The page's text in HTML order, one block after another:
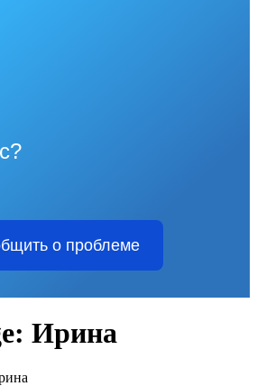
о проблеме
Ирина